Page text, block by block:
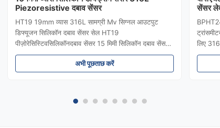
Piezoresistive दबाव सेंसर
HT19 19mm व्यास 316L सामग्री Mv सिग्नल आउटपुट
डिफ्यूजन सिलिकॉन दबाव सेंसर सेल HT19
पीज़ोरेसिस्टिवसिलिकॉनदबाव सेंसर 15 मिमी सिलिकॉन दबाव सेंसर
का परिचयः HT19 पिज़ोरेसिटिव सिलिकॉन दबाव सेंसर, मुख्य घटक
उच्च स्थिरता फैला प्रतिबिंब सिलिकॉन सेंसर तत्व है।सेंसर पैकेज
अभी पूछताछ करें
सेंसर
लिए
सुरक्षा